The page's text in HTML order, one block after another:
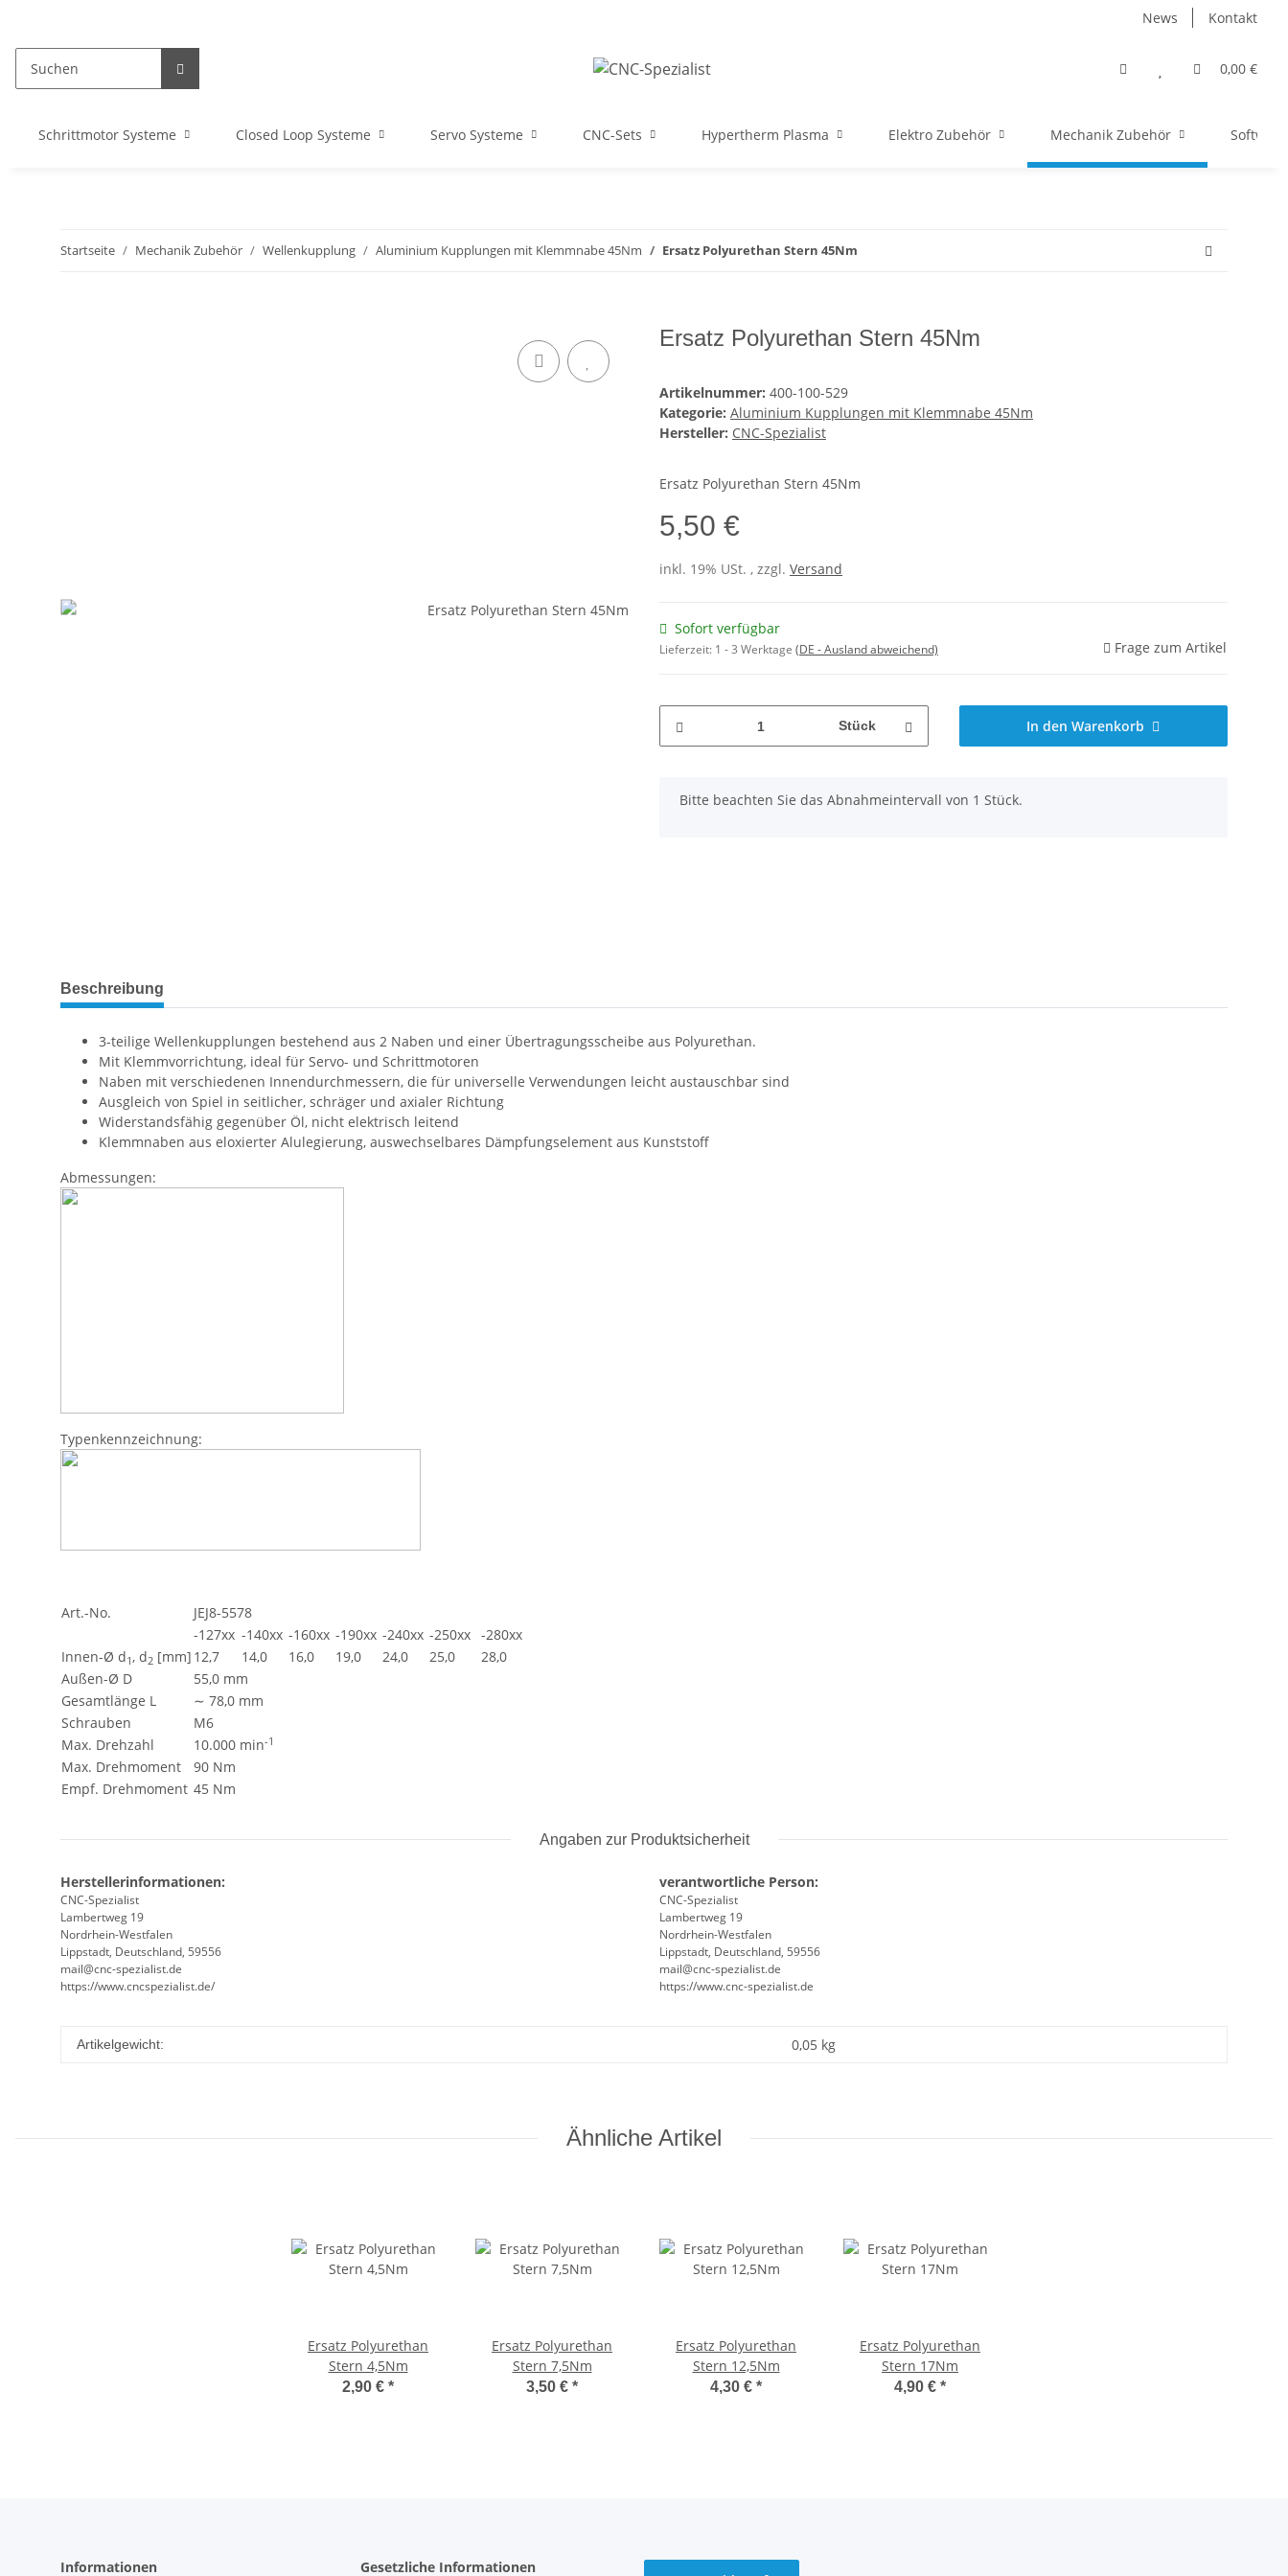
News Kontakt
0,00 €
Schrittmotor Systeme Closed Loop Systeme Servo Systeme CNC-Sets Hypertherm Plasma Elektro Zubehör Mechanik Zubehör Software
Startseite Mechanik Zubehör Wellenkupplung Aluminium Kupplungen mit Klemmnabe 45Nm Ersatz Polyurethan Stern 45Nm
Ersatz Polyurethan Stern 45Nm
Artikelnummer: 400-100-529
Kategorie: Aluminium Kupplungen mit Klemmnabe 45Nm
Hersteller: CNC-Spezialist
Ersatz Polyurethan Stern 45Nm
5,50 €
inkl. 19% USt. , zzgl. Versand
Sofort verfügbar
Lieferzeit: 1 - 3 Werktage (DE - Ausland abweichend) Frage zum Artikel
Stück In den Warenkorb
x
Bitte beachten Sie das Abnahmeintervall von 1 Stück.
Beschreibung
3-teilige Wellenkupplungen bestehend aus 2 Naben und einer Übertragungsscheibe aus Polyurethan.
Mit Klemmvorrichtung, ideal für Servo- und Schrittmotoren
Naben mit verschiedenen Innendurchmessern, die für universelle Verwendungen leicht austauschbar sind
Ausgleich von Spiel in seitlicher, schräger und axialer Richtung
Widerstandsfähig gegenüber Öl, nicht elektrisch leitend
Klemmnaben aus eloxierter Alulegierung, auswechselbares Dämpfungselement aus Kunststoff
Abmessungen:
Typenkennzeichnung:
Art.-No.
JEJ8-5578
-127xx -140xx -160xx -190xx -240xx -250xx -280xx
Innen-Ø d1, d2 [mm] 12,7 14,0 16,0 19,0 24,0 25,0
28,0
Außen-Ø D
55,0 mm
Gesamtlänge L
∼ 78,0 mm
Schrauben
M6
Max. Drehzahl
10.000 min-1
Max. Drehmoment
90 Nm
Empf. Drehmoment 45 Nm
Angaben zur Produktsicherheit
Herstellerinformationen:
CNC-Spezialist
Lambertweg 19
Nordrhein-Westfalen
Lippstadt, Deutschland, 59556
mail@cnc-spezialist.de
https://www.cncspezialist.de/
verantwortliche Person:
CNC-Spezialist
Lambertweg 19
Nordrhein-Westfalen
Lippstadt, Deutschland, 59556
mail@cnc-spezialist.de
https://www.cnc-spezialist.de
Artikelgewicht: 0,05 kg
Ähnliche Artikel
Ersatz Polyurethan
Stern 4,5Nm
2,90 € *
Ersatz Polyurethan
Stern 7,5Nm
3,50 € *
Ersatz Polyurethan
Stern 12,5Nm
4,30 € *
Ersatz Polyurethan
Stern 17Nm
4,90 € *
Informationen Gesetzliche Informationen